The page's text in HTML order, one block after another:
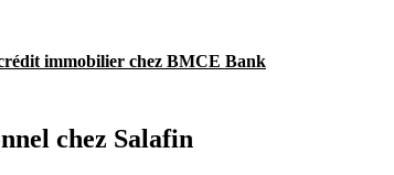
immobilier chez BMCE Bank
chez Salafin